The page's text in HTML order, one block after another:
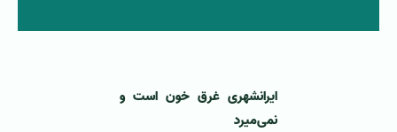
ایرانشهری غرق خون است و
نمی‌میرد